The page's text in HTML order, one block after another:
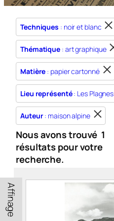
Techniques : noir et blanc
Thématique : art graphique
Matière : papier cartonné
Lieu représenté: Les Plagnes
Auteur: maison alpine
Nous avons trouvé 1
résultats pour votre
recherche.
Affinage